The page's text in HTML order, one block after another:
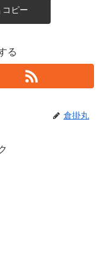
コピー
る
倉掛丸